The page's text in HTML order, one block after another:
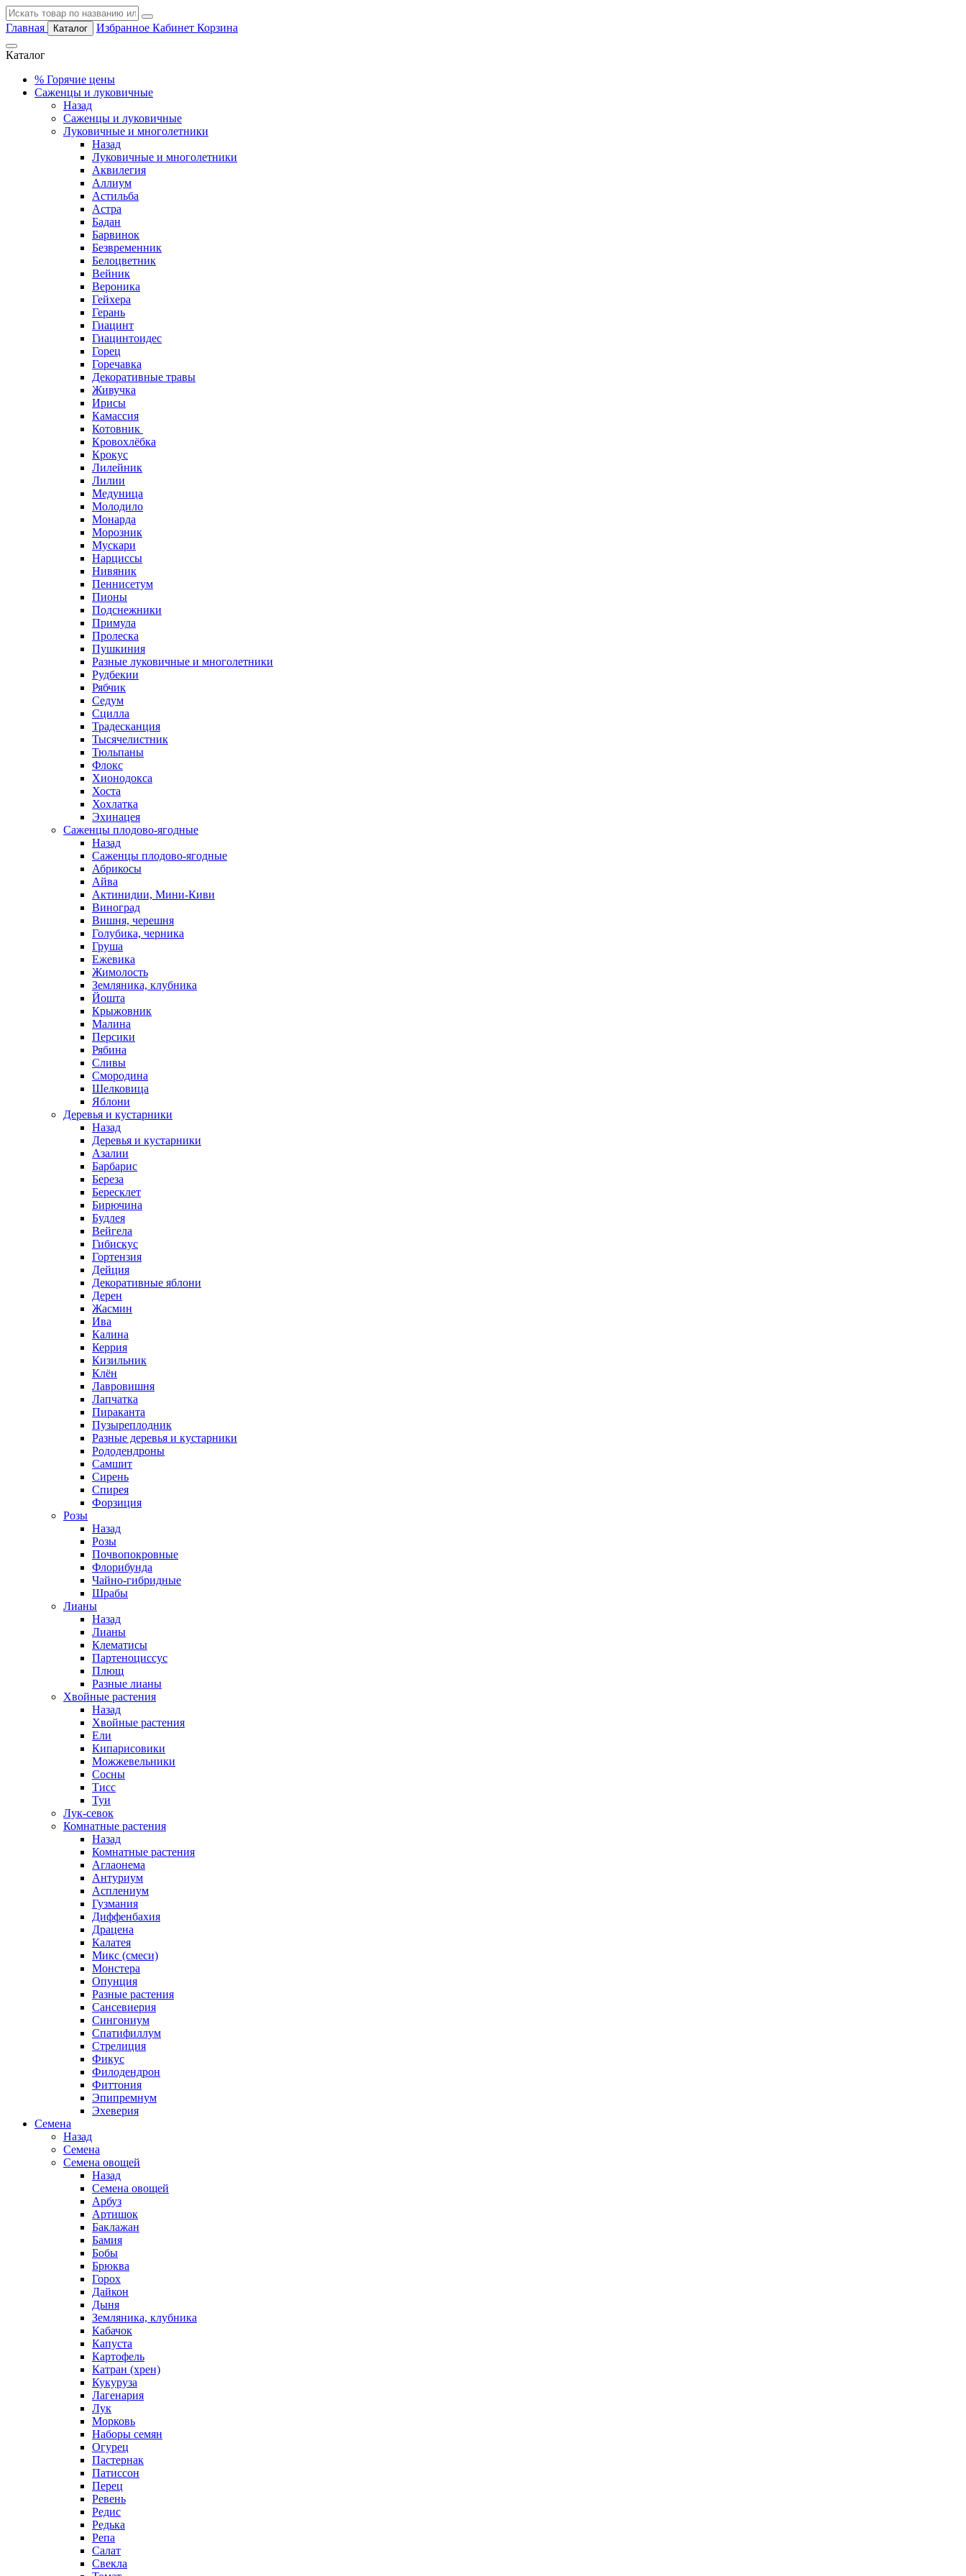
Главная Каталог Избранное Кабинет Корзина
Каталог
% Горячие цены
Саженцы и луковичные
Назад
Саженцы и луковичные
Луковичные и многолетники
Назад
Луковичные и многолетники
Аквилегия
Аллиум
Астильба
Астра
Бадан
Барвинок
Безвременник
Белоцветник
Вейник
Вероника
Гейхера
Герань
Гиацинт
Гиацинтоидес
Горец
Горечавка
Декоративные травы
Живучка
Ирисы
Камассия
Котовник
Кровохлёбка
Крокус
Лилейник
Лилии
Медуница
Молодило
Монарда
Морозник
Мускари
Нарциссы
Нивяник
Пеннисетум
Пионы
Подснежники
Примула
Пролеска
Пушкиния
Разные луковичные и многолетники
Рудбекии
Рябчик
Седум
Сцилла
Традесканция
Тысячелистник
Тюльпаны
Флокс
Хионодокса
Хоста
Хохлатка
Эхинацея
Саженцы плодово-ягодные
Назад
Саженцы плодово-ягодные
Абрикосы
Айва
Актинидии, Мини-Киви
Виноград
Вишня, черешня
Голубика, черника
Груша
Ежевика
Жимолость
Земляника, клубника
Йошта
Крыжовник
Малина
Персики
Рябина
Сливы
Смородина
Шелковица
Яблони
Деревья и кустарники
Назад
Деревья и кустарники
Азалии
Барбарис
Береза
Бересклет
Бирючина
Будлея
Вейгела
Гибискус
Гортензия
Дейция
Декоративные яблони
Дерен
Жасмин
Ива
Калина
Керрия
Кизильник
Клён
Лавровишня
Лапчатка
Пираканта
Пузыреплодник
Разные деревья и кустарники
Рододендроны
Самшит
Сирень
Спирея
Форзиция
Розы
Назад
Розы
Почвопокровные
Флорибунда
Чайно-гибридные
Шрабы
Лианы
Назад
Лианы
Клематисы
Партеноциссус
Плющ
Разные лианы
Хвойные растения
Назад
Хвойные растения
Ели
Кипарисовики
Можжевельники
Сосны
Тисс
Туи
Лук-севок
Комнатные растения
Назад
Комнатные растения
Аглаонема
Антуриум
Асплениум
Гузмания
Диффенбахия
Драцена
Калатея
Микс (смеси)
Монстера
Опунция
Разные растения
Сансевиерия
Сингониум
Спатифиллум
Стрелиция
Фикус
Филодендрон
Фиттония
Эпипремнум
Эхеверия
Семена
Назад
Семена
Семена овощей
Назад
Семена овощей
Арбуз
Артишок
Баклажан
Бамия
Бобы
Брюква
Горох
Дайкон
Дыня
Земляника, клубника
Кабачок
Капуста
Картофель
Катран (хрен)
Кукуруза
Лагенария
Лук
Морковь
Наборы семян
Огурец
Пастернак
Патиссон
Перец
Ревень
Редис
Редька
Репа
Салат
Свекла